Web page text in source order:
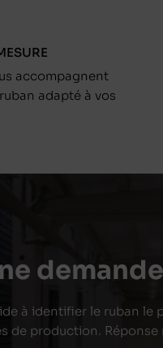
accompagnent
adapté à vos
à identifier le ruban
de production.